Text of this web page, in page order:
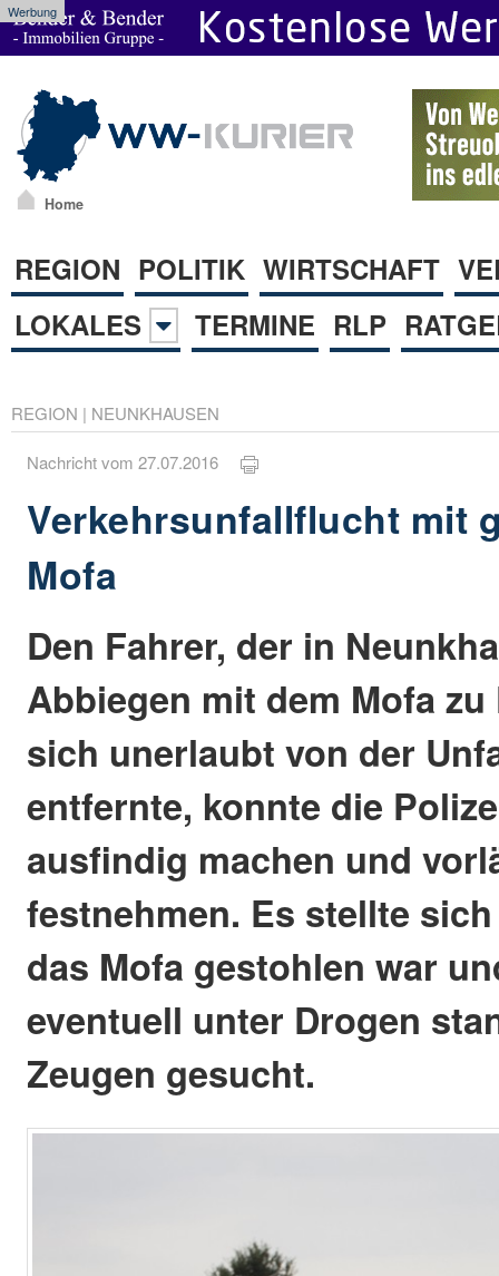
Werbung
Home
REGION POLITIK WIRTSCHAFT
LOKALES
TERMINE RLP
REGION | NEUNKHAUSEN
Nachricht vom 27.07.2016
Verkehrsunfallflucht mit
Mofa
Den Fahrer, der in
Abbiegen mit dem Mofa
sich unerlaubt von der
entfernte, konnte die
ausfindig machen und
festnehmen. Es stellte
das Mofa gestohlen war
eventuell unter Drogen
Zeugen gesucht.